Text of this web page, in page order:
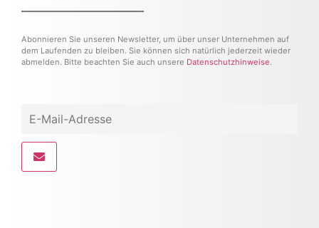
Abonnieren Sie unseren Newsletter, um über unser Unternehmen auf
dem Laufenden zu bleiben. Sie können sich natürlich jederzeit wieder
abmelden. Bitte beachten Sie auch unsere Datenschutzhinweise.